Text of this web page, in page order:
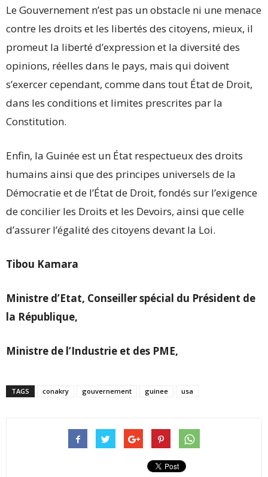
Le Gouvernement n’est pas un obstacle ni une menace
contre les droits et les libertés des citoyens, mieux, il
promeut la liberté d’expression et la diversité des
opinions, réelles dans le pays, mais qui doivent
s’exercer cependant, comme dans tout État de Droit,
dans les conditions et limites prescrites par la
Constitution.
Enfin, la Guinée est un État respectueux des droits
humains ainsi que des principes universels de la
Démocratie et de l’État de Droit, fondés sur l’exigence
de concilier les Droits et les Devoirs, ainsi que celle
d’assurer l’égalité des citoyens devant la Loi.
Tibou Kamara
Ministre d’Etat, Conseiller spécial du Président de
la République,
Ministre de l’Industrie et des PME,
TAGS conakry gouvernement guinee usa